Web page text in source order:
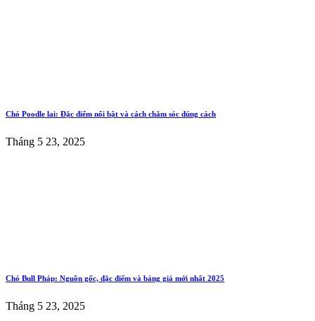
Chó Poodle lai: Đặc điểm nổi bật và cách chăm sóc đúng cách
Tháng 5 23, 2025
Chó Bull Pháp: Nguồn gốc, đặc điểm và bảng giá mới nhất 2025
Tháng 5 23, 2025